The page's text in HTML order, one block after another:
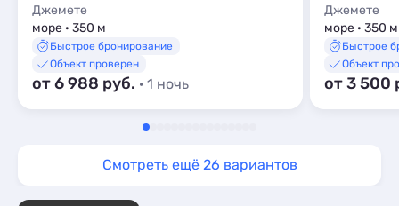
Джемете
море · 350 м
Быстрое бронирование
Объект проверен
от 6 988 руб. · 1 ночь
Джемете
море · 350 м
Быстрое
Объект
от 3 500
Смотреть ещё 26 вариантов